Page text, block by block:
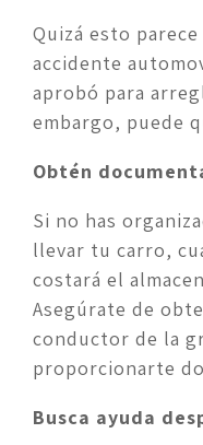
Quizá esto
accidente
aprobó para
embargo, puede
Obtén
Si no has
llevar tu carro,
costará el
Asegúrate de
conductor de la
proporcionarte
Busca ayuda